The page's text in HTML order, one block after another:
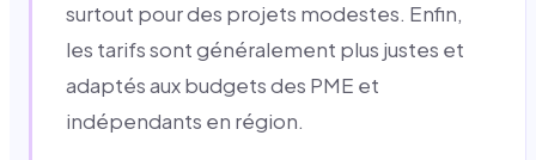
surtout pour des projets modestes. Enfin,
les tarifs sont généralement plus justes et
adaptés aux budgets des PME et
indépendants en région.